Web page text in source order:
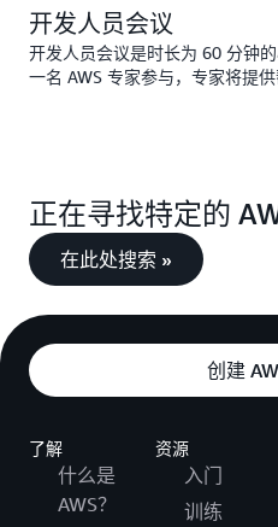
开发人员会议
开发人员会议是时长为 60 分钟
一名 AWS 专家参与，专家将提
正在寻找特定的
在此处搜索 »
创建
了解
什么是
AWS？
资源
入门
训练